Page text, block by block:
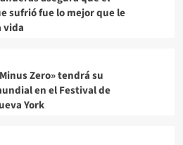
sufrió fue lo mejor que le
vida
Zero» tendrá su
en el Festival de
York